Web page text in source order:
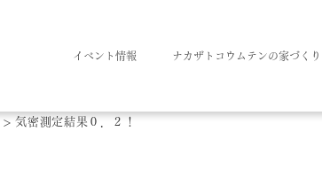
イベント情報 ナカザトコウムテンの家づくり
>気密測定結果０．２！